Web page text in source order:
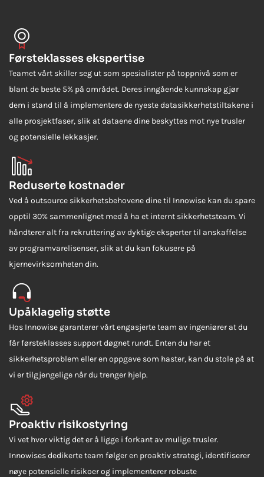
Førsteklasses ekspertise
Teamet vårt skiller seg ut som spesialister på toppnivå som er
blant de beste 5% på området. Deres inngående kunnskap gjør
dem i stand til å implementere de nyeste datasikkerhetstiltakene i
alle prosjektfaser, slik at dataene dine beskyttes mot nye trusler
og potensielle lekkasjer.
Reduserte kostnader
Ved å outsource sikkerhetsbehovene dine til Innowise kan du spare
opptil 30% sammenlignet med å ha et internt sikkerhetsteam. Vi
håndterer alt fra rekruttering av dyktige eksperter til anskaffelse
av programvarelisenser, slik at du kan fokusere på
kjernevirksomheten din.
Upåklagelig støtte
Hos Innowise garanterer vårt engasjerte team av ingeniører at du
får førsteklasses support døgnet rundt. Enten du har et
sikkerhetsproblem eller en oppgave som haster, kan du stole på at
vi er tilgjengelige når du trenger hjelp.
Proaktiv risikostyring
Vi vet hvor viktig det er å ligge i forkant av mulige trusler.
Innowises dedikerte team følger en proaktiv strategi, identifiserer
nøye potensielle risikoer og implementerer robuste